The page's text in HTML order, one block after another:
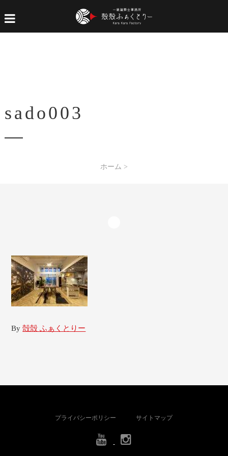
sado003
ホーム >
By殻殻 ふぁくとりー
プライバシーポリシー サイトマップ